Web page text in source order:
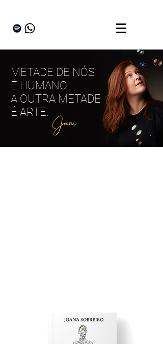
METADE DE NÓS
É HUMANO.
A OUTRA METADE
É ARTE.